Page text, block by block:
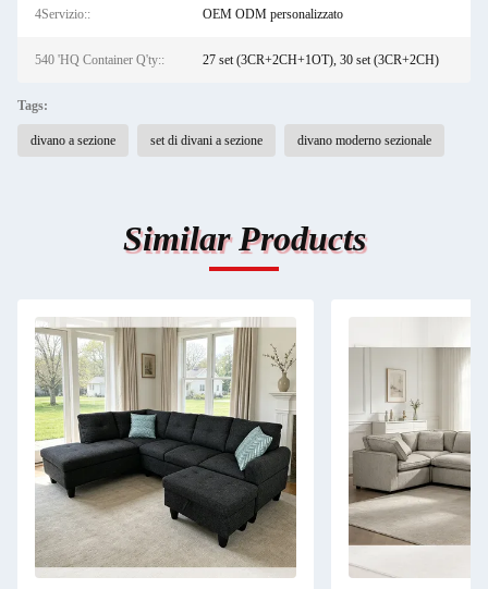
4Servizio:: OEM ODM personalizzato
540 'HQ Container Q'ty:: 27 set (3CR+2CH+1OT), 30 set (3CR+2CH)
Tags:
divano a sezione set di divani a sezione divano moderno sezionale
Similar Products